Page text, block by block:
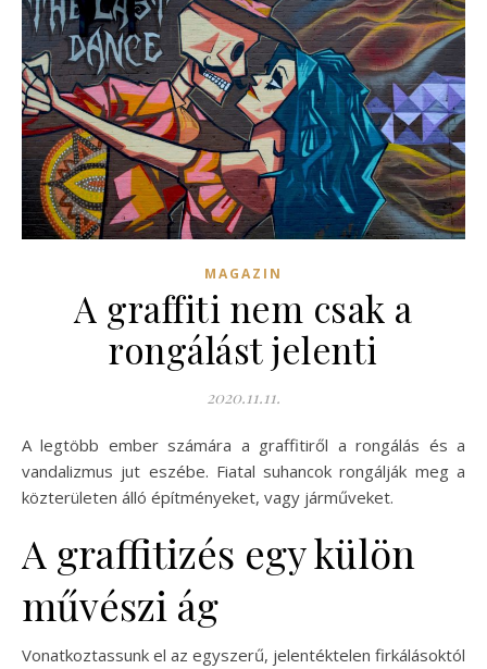
MAGAZIN
A graffiti nem csak a
rongálást jelenti
2020.11.11.
A legtöbb ember számára a graffitiről a rongálás és a
vandalizmus jut eszébe. Fiatal suhancok rongálják meg a
közterületen álló építményeket, vagy járműveket.
A graffitizés egy külön
művészi ág
Vonatkoztassunk el az egyszerű, jelentéktelen firkálásoktól